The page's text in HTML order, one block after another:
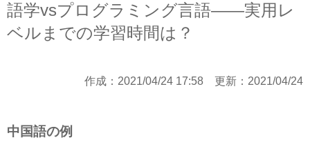
語学vsプログラミング言語――実用レ
ベルまでの学習時間は？
作成： 2021/04/24 17:58 更新： 2021/04/24
中国語の例